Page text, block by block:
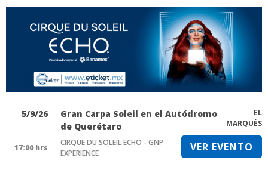
5/9/26
Gran Carpa Soleil en el Autódromo
de Querétaro
EL
MARQUÉS
17:00 hrs
CIRQUE DU SOLEIL ECHO - GNP
EXPERIENCE
VER EVENTO